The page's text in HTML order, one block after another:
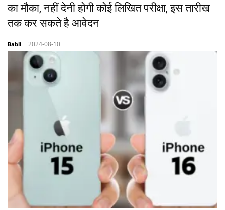
का मौका, नहीं देनी होगी कोई लिखित परीक्षा, इस तारीख
तक कर सकते है आवेदन
Babli - 2024-08-10